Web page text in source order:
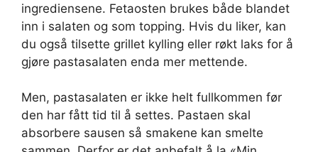
ingrediensene. Fetaosten brukes både blandet
inn i salaten og som topping. Hvis du liker, kan
du også tilsette grillet kylling eller røkt laks for å
gjøre pastasalaten enda mer mettende.
Men, pastasalaten er ikke helt fullkommen før
den har fått tid til å settes. Pastaen skal
absorbere sausen så smakene kan smelte